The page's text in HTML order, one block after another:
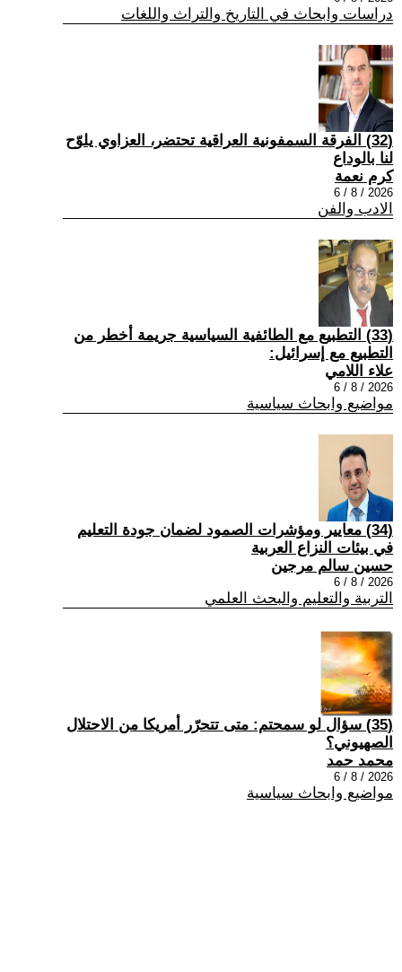
دراسات وابحاث في التاريخ والتراث واللغات
(32) الفرقة السمفونية العراقية تحتضر، العزاوي يلوّح
لنا بالوداع
كرم نعمة
2026 / 8 / 6
الادب والفن
(33) التطبيع مع الطائفية السياسية جريمة أخطر من
التطبيع مع إسرائيل:
علاء اللامي
2026 / 8 / 6
مواضيع وابحاث سياسية
(34) معايير ومؤشرات الصمود لضمان جودة التعليم
في بيئات النزاع العربية
حسين سالم مرجين
2026 / 8 / 6
التربية والتعليم والبحث العلمي
(35) سؤال لو سمحتم: متى تتحرّر أمريكا من الاحتلال
الصهيوني؟
محمد حمد
2026 / 8 / 6
مواضيع وابحاث سياسية